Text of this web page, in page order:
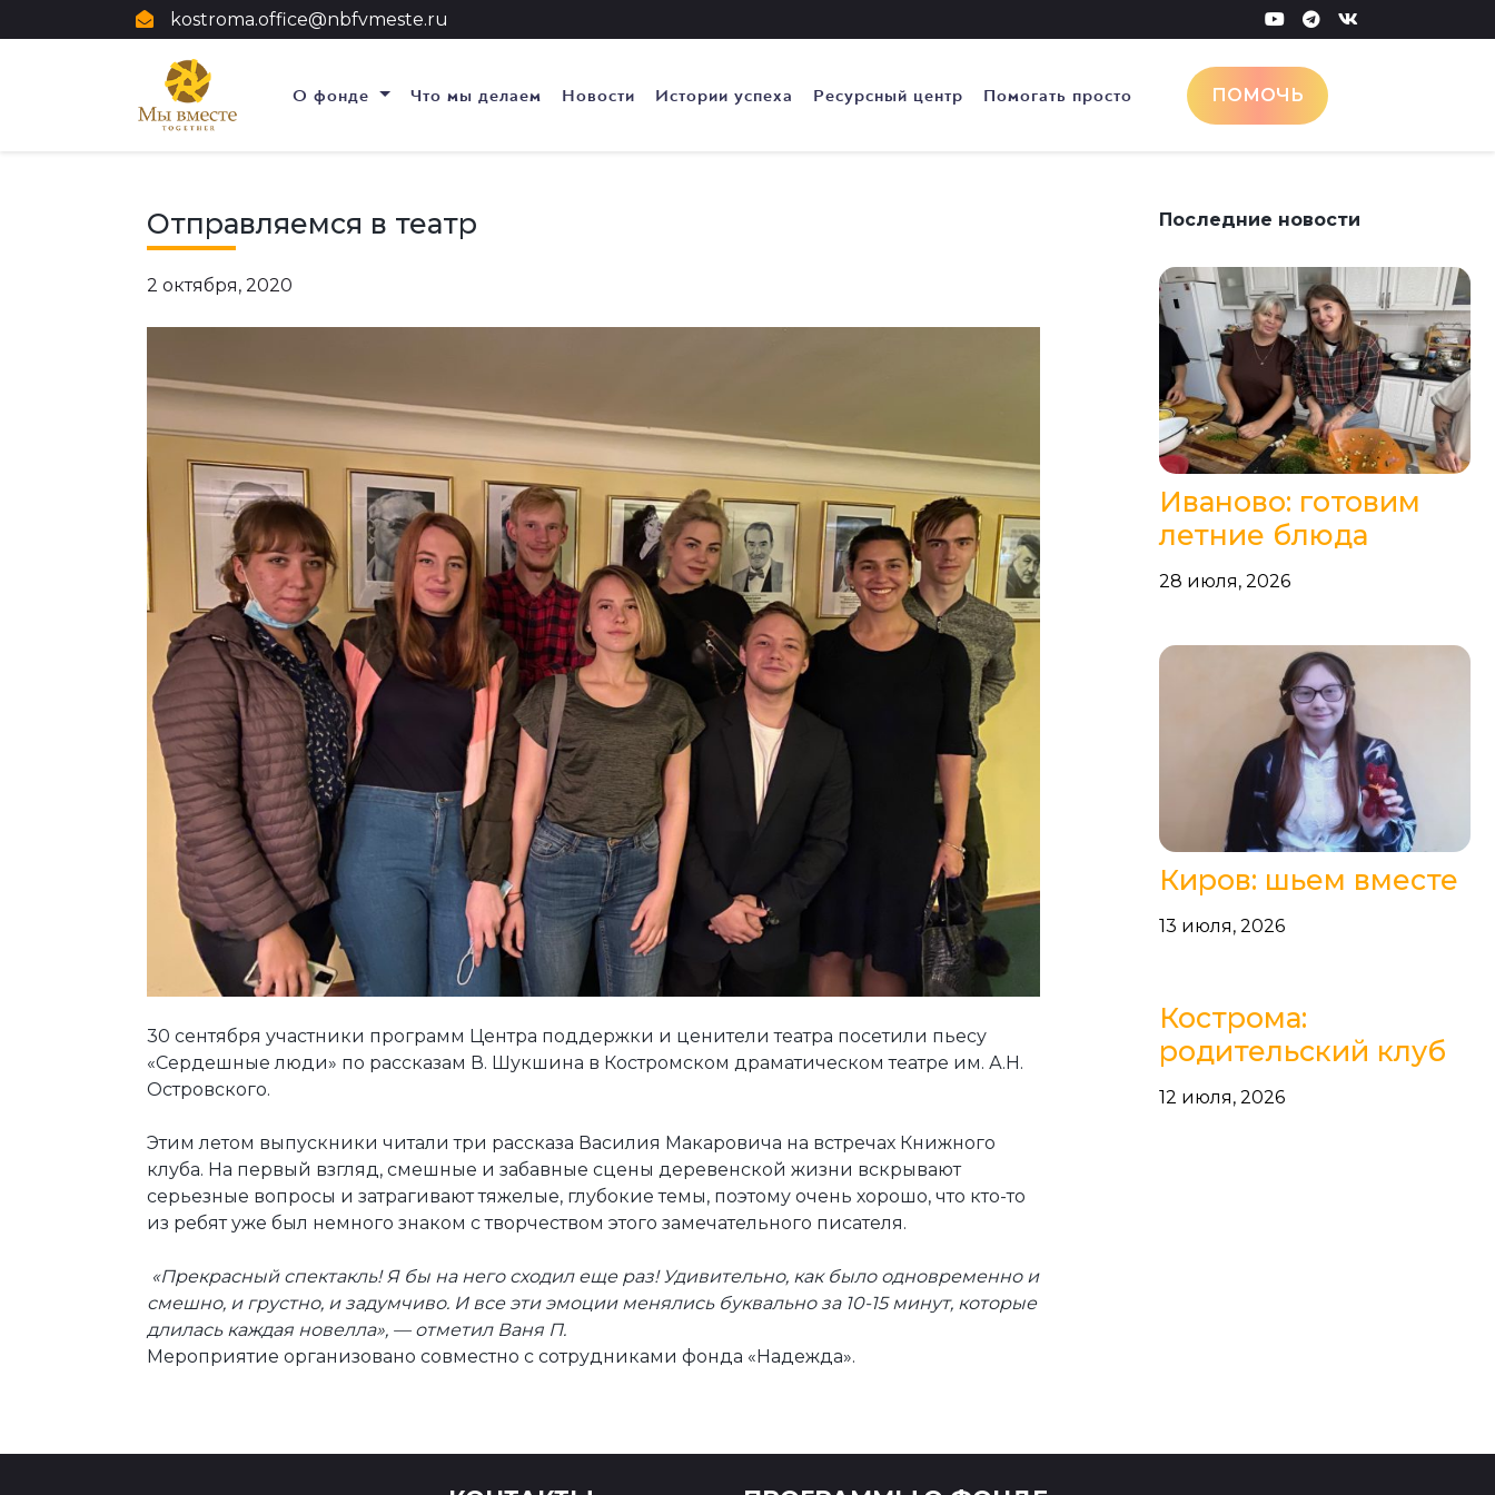
kostroma.office@nbfvmeste.ru
О фонде Что мы делаем Новости Истории успеха Ресурсный центр Помогать просто ПОМОЧЬ
Отправляемся в театр
2 октября, 2020
30 сентября участники программ Центра поддержки и ценители театра посетили пьесу
«Сердешные люди» по рассказам В. Шукшина в Костромском драматическом театре им. А.Н.
Островского.
Этим летом выпускники читали три рассказа Василия Макаровича на встречах Книжного
клуба. На первый взгляд, смешные и забавные сцены деревенской жизни вскрывают
серьезные вопросы и затрагивают тяжелые, глубокие темы, поэтому очень хорошо, что кто-то
из ребят уже был немного знаком с творчеством этого замечательного писателя.
«Прекрасный спектакль! Я бы на него сходил еще раз! Удивительно, как было одновременно и
смешно, и грустно, и задумчиво. И все эти эмоции менялись буквально за 10-15 минут, которые
длилась каждая новелла», — отметил Ваня П.
Мероприятие организовано совместно с сотрудниками фонда «Надежда».
Последние новости
Иваново: готовим
летние блюда
28 июля, 2026
Киров: шьем вместе
13 июля, 2026
Кострома:
родительский клуб
12 июля, 2026